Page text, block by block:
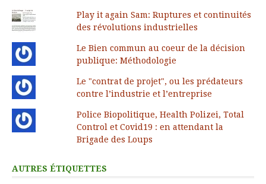
Play it again Sam: Ruptures et continuités
des révolutions industrielles
Le Bien commun au coeur de la décision
publique: Méthodologie
Le "contrat de projet", ou les prédateurs
contre l’industrie et l’entreprise
Police Biopolitique, Health Polizei, Total
Control et Covid19 : en attendant la
Brigade des Loups
AUTRES ÉTIQUETTES